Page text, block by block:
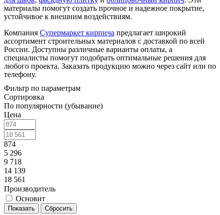
материалы помогут создать прочное и надежное покрытие,
устойчивое к внешним воздействиям.
Компания Супермаркет кирпича предлагает широкий
ассортимент строительных материалов с доставкой по всей
России. Доступны различные варианты оплаты, а
специалисты помогут подобрать оптимальные решения для
любого проекта. Заказать продукцию можно через сайт или по
телефону.
Фильтр по параметрам
Сортировка
По популярности (убывание)
Цена
874
5 296
9 718
14 139
18 561
Производитель
Основит
Сбросить